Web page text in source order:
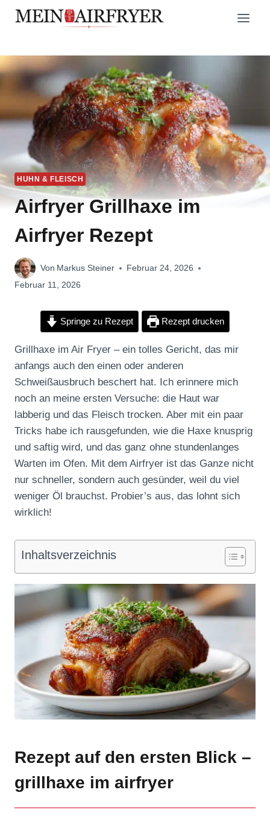
Zum
Inhalt
HUHN & FLEISCH
Airfryer Grillhaxe im
Airfryer Rezept
Von Markus Steiner
Februar 24, 2026
Februar 11, 2026
Springe zu Rezept Rezept drucken
Grillhaxe im Air Fryer – ein tolles Gericht, das mir
anfangs auch den einen oder anderen
Schweißausbruch beschert hat. Ich erinnere mich
noch an meine ersten Versuche: die Haut war
labberig und das Fleisch trocken. Aber mit ein paar
Tricks habe ich rausgefunden, wie die Haxe knusprig
und saftig wird, und das ganz ohne stundenlanges
Warten im Ofen. Mit dem Airfryer ist das Ganze nicht
nur schneller, sondern auch gesünder, weil du viel
weniger Öl brauchst. Probier’s aus, das lohnt sich
wirklich!
Inhaltsverzeichnis
Rezept auf den ersten Blick –
grillhaxe im airfryer